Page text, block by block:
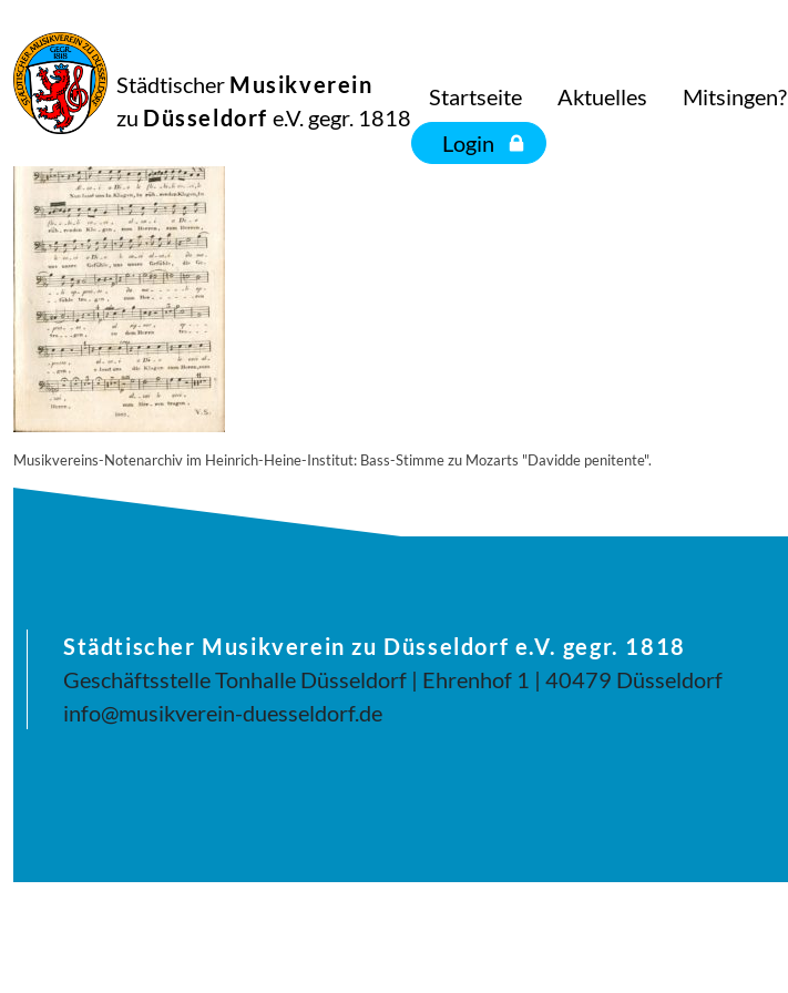
Städtischer Musikverein
zu Düsseldorf e.V. gegr. 1818
Startseite Aktuelles Mitsingen?
Login
Februar
2018
Netkotec
hhi-314
Musikvereins-Notenarchiv im Heinrich-Heine-Institut: Bass-Stimme zu Mozarts "Davidde penitente".
Städtischer Musikverein zu Düsseldorf e.V. gegr. 1818
Geschäftsstelle Tonhalle Düsseldorf | Ehrenhof 1 | 40479 Düsseldorf
info@musikverein-duesseldorf.de